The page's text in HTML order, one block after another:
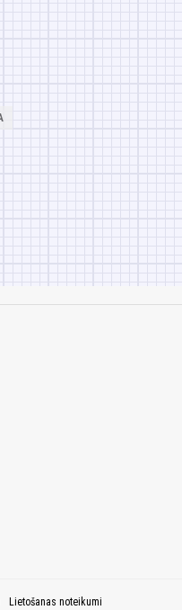
Lietošanas noteikumi